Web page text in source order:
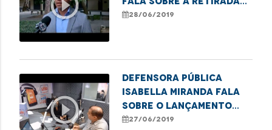
de cercas dos campos
28/06/2019
play_circle_outline
Defensora pública
Isabella Miranda fala
sobre o lançamento
nacional da campanha
27/06/2019